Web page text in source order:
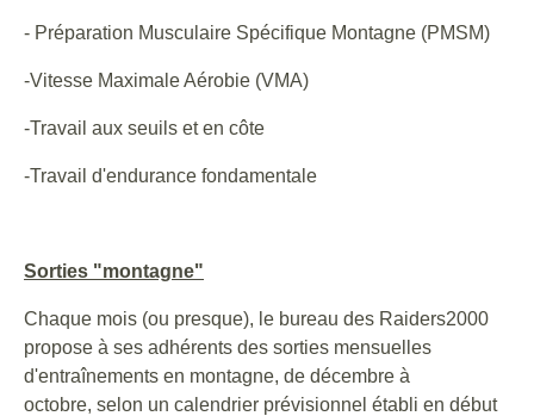
- Préparation Musculaire Spécifique Montagne (PMSM)
-Vitesse Maximale Aérobie (VMA)
-Travail aux seuils et en côte
-Travail d'endurance fondamentale
Sorties "montagne"
Chaque mois (ou presque), le bureau des Raiders2000
propose à ses adhérents des sorties mensuelles
d'entraînements en montagne, de décembre à
octobre, selon un calendrier prévisionnel établi en début